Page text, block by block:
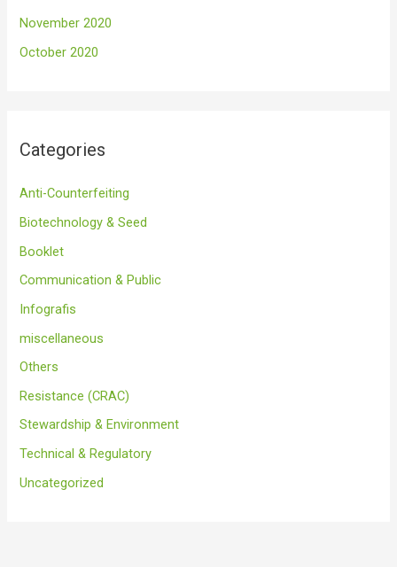
November 2020
October 2020
Categories
Anti-Counterfeiting
Biotechnology & Seed
Booklet
Communication & Public
Infografis
miscellaneous
Others
Resistance (CRAC)
Stewardship & Environment
Technical & Regulatory
Uncategorized